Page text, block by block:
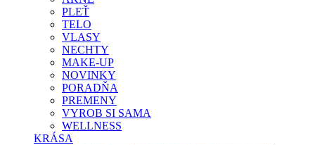
PLEŤ
TELO
VLASY
NECHTY
MAKE-UP
NOVINKY
PORADŇA
PREMENY
VYROB SI SAMA
WELLNESS
KRÁSA